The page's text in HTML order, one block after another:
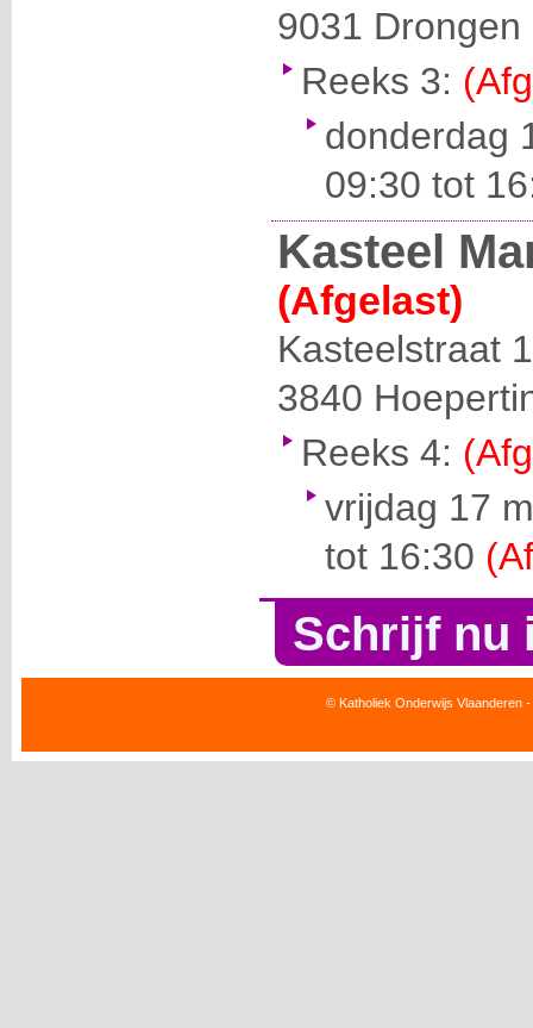
9031 Drongen
Reeks 3:
donderdag
09:30 tot
Kasteel
(Afgelast)
Kasteelstraat
3840
Reeks 4:
vrijdag 17
tot 16:30
Schrijf nu
© Katholiek Onderwijs Vlaanderen